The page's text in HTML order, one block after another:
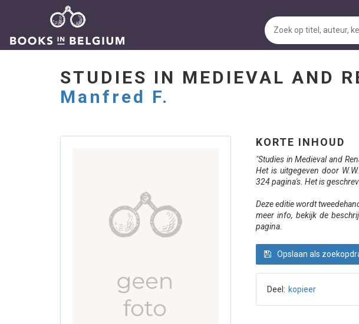
STUDIES IN MEDIEVAL AND
Manfred F.
KORTE INHOUD
"Studies in Medieval and
Het is uitgegeven door
324 pagina's. Het is
Deze editie wordt
meer info, bekijk de
pagina.
Opslaan als
Deel: kopieer